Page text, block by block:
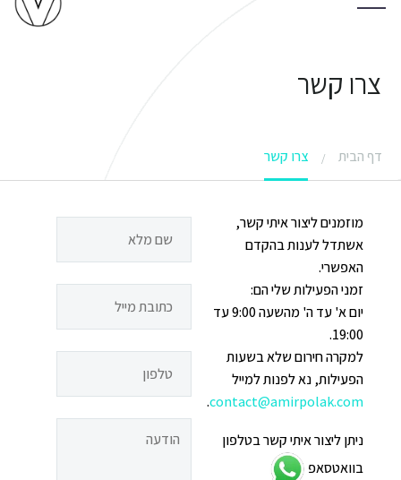
צרו קשר
דף הבית צרו קשר
מוזמנים ליצור איתי קשר,
אשתדל לענות בהקדם
האפשרי.
זמני הפעילות שלי הם:
יום א' עד ה' מהשעה 9:00 עד
19:00.
למקרה חירום שלא בשעות
הפעילות, נא לפנות למייל
contact@amirpolak.com
.
ניתן ליצור איתי קשר בטלפון
בוואטסאפ